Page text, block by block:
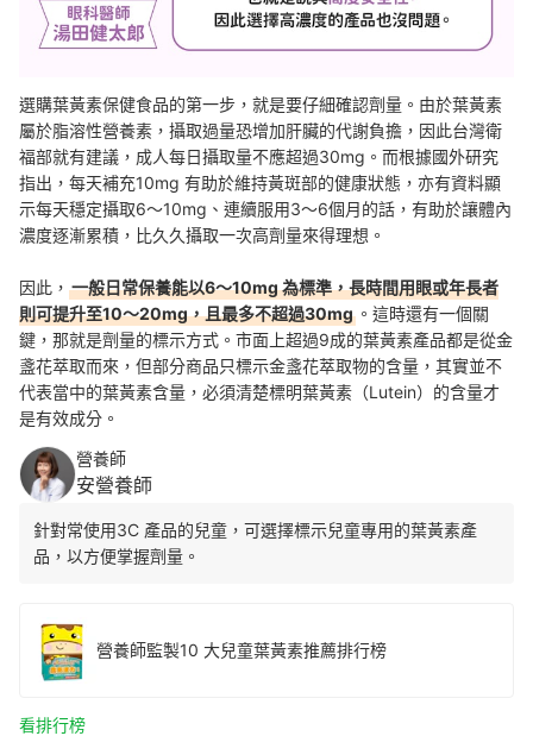
選購葉黃素保健食品的第一步，就是要仔細確認劑量。由於葉黃素
屬於脂溶性營養素，攝取過量恐增加肝臟的代謝負擔，因此台灣衛
福部就有建議，成人每日攝取量不應超過30mg。而根據國外研究
指出，每天補充10mg 有助於維持黃斑部的健康狀態，亦有資料顯
示每天穩定攝取6～10mg、連續服用3～6個月的話，有助於讓體內
濃度逐漸累積，比久久攝取一次高劑量來得理想。
因此， 一般日常保養能以6～10mg 為標準，長時間用眼或年長者
則可提升至10～20mg，且最多不超過30mg 。這時還有一個關
鍵，那就是劑量的標示方式。市面上超過9成的葉黃素產品都是從金
盞花萃取而來，但部分商品只標示金盞花萃取物的含量，其實並不
代表當中的葉黃素含量，必須清楚標明葉黃素（Lutein）的含量才
是有效成分。
營養師
安營養師
針對常使用3C 產品的兒童，可選擇標示兒童專用的葉黃素產
品，以方便掌握劑量。
營養師監製10 大兒童葉黃素推薦排行榜
看排行榜